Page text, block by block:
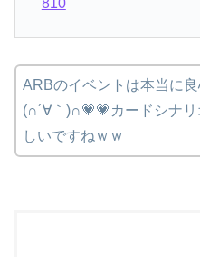
810
ARBのイベントは本当に
(∩´∀｀)∩💗💗カードシナ
しいですねｗｗ